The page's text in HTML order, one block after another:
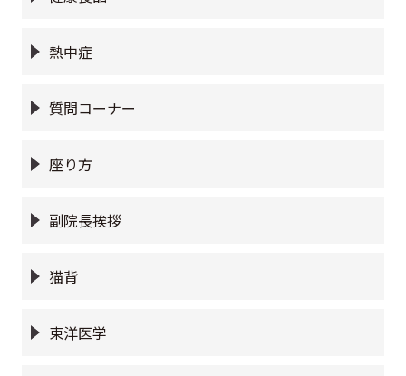
熱中症
質問コーナー
座り方
副院長挨拶
猫背
東洋医学